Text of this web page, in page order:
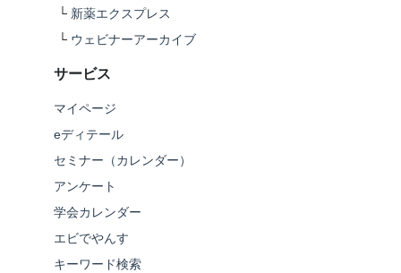
└ 新薬エクスプレス
└ ウェビナーアーカイブ
サービス
マイページ
eディテール
セミナー（カレンダー）
アンケート
学会カレンダー
エビでやんす
キーワード検索